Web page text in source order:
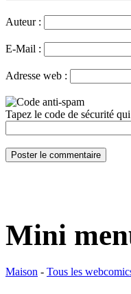
Auteur :
E-Mail :
Adresse web :
Tapez le code de sécurité
Mini
Maison - Tous les